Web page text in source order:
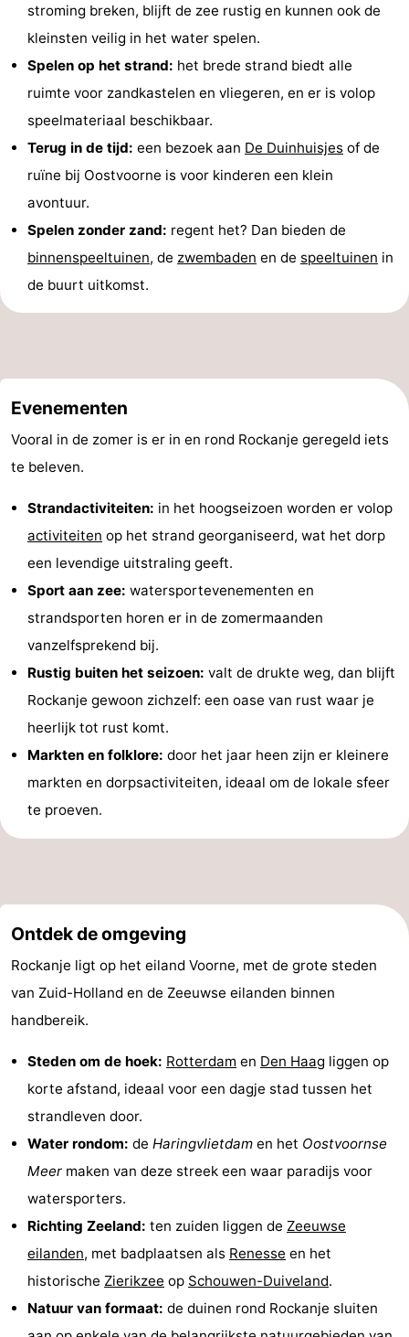
stroming breken, blijft de zee rustig en kunnen ook de
kleinsten veilig in het water spelen.
Spelen op het strand: het brede strand biedt alle
ruimte voor zandkastelen en vliegeren, en er is volop
speelmateriaal beschikbaar.
Terug in de tijd: een bezoek aan De Duinhuisjes of de
ruïne bij Oostvoorne is voor kinderen een klein
avontuur.
Spelen zonder zand: regent het? Dan bieden de
binnenspeeltuinen, de zwembaden en de speeltuinen in
de buurt uitkomst.
Evenementen
Vooral in de zomer is er in en rond Rockanje geregeld iets
te beleven.
Strandactiviteiten: in het hoogseizoen worden er volop
activiteiten op het strand georganiseerd, wat het dorp
een levendige uitstraling geeft.
Sport aan zee: watersportevenementen en
strandsporten horen er in de zomermaanden
vanzelfsprekend bij.
Rustig buiten het seizoen: valt de drukte weg, dan blijft
Rockanje gewoon zichzelf: een oase van rust waar je
heerlijk tot rust komt.
Markten en folklore: door het jaar heen zijn er kleinere
markten en dorpsactiviteiten, ideaal om de lokale sfeer
te proeven.
Ontdek de omgeving
Rockanje ligt op het eiland Voorne, met de grote steden
van Zuid-Holland en de Zeeuwse eilanden binnen
handbereik.
Steden om de hoek: Rotterdam en Den Haag liggen op
korte afstand, ideaal voor een dagje stad tussen het
strandleven door.
Water rondom: de Haringvlietdam en het Oostvoornse
Meer maken van deze streek een waar paradijs voor
watersporters.
Richting Zeeland: ten zuiden liggen de Zeeuwse
eilanden, met badplaatsen als Renesse en het
historische Zierikzee op Schouwen-Duiveland.
Natuur van formaat: de duinen rond Rockanje sluiten